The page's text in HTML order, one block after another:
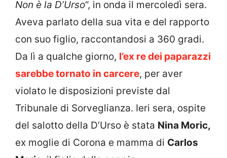
Non è la D’Urso“, in onda il mercoledì sera.
Aveva parlato della sua vita e del rapporto
con suo figlio, raccontandosi a 360 gradi.
Da lì a qualche giorno, l’ex re dei paparazzi
sarebbe tornato in carcere, per aver
violato le disposizioni previste dal
Tribunale di Sorveglianza. Ieri sera, ospite
del salotto della D’Urso è stata Nina Moric,
ex moglie di Corona e mamma di Carlos